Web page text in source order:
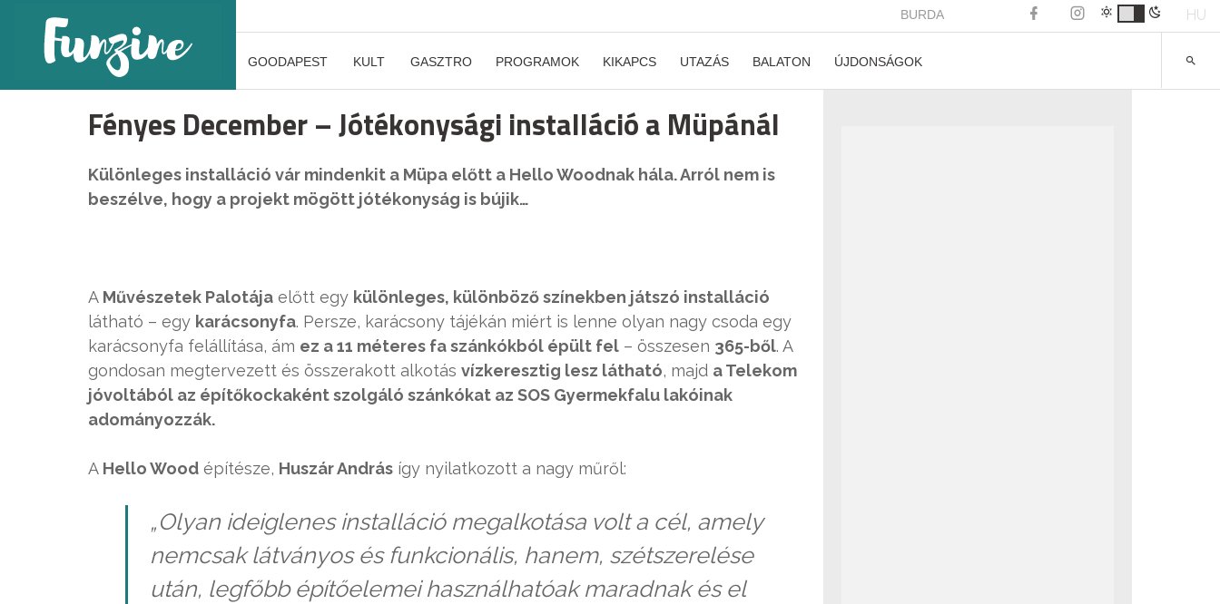
BURDA HU
GOODAPEST KULT GASZTRO PROGRAMOK KIKAPCS UTAZÁS BALATON ÚJDONSÁGOK
Fényes December – Jótékonysági installáció a Müpánál
Különleges installáció vár mindenkit a Müpa előtt a Hello Woodnak hála. Arról nem is
beszélve, hogy a projekt mögött jótékonyság is bújik…
A Művészetek Palotája előtt egy különleges, különböző színekben játszó installáció
látható – egy karácsonyfa. Persze, karácsony tájékán miért is lenne olyan nagy csoda egy
karácsonyfa felállítása, ám ez a 11 méteres fa szánkókból épült fel – összesen 365-ből. A
gondosan megtervezett és összerakott alkotás vízkeresztig lesz látható, majd a Telekom
jóvoltából az építőkockaként szolgáló szánkókat az SOS Gyermekfalu lakóinak
adományozzák.
A Hello Wood építésze, Huszár András így nyilatkozott a nagy műről:
„Olyan ideiglenes installáció megalkotása volt a cél, amely
nemcsak látványos és funkcionális, hanem, szétszerelése
után, legfőbb építőelemei használhatóak maradnak és el